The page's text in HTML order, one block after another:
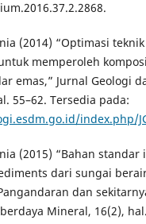
(2014) “Optimasi
memperoleh
emas,” Jurnal Geologi
55–62. Tersedia pada:
index.php/
(2015) “Bahan
dari sungai
dan
Mineral, 16(2),